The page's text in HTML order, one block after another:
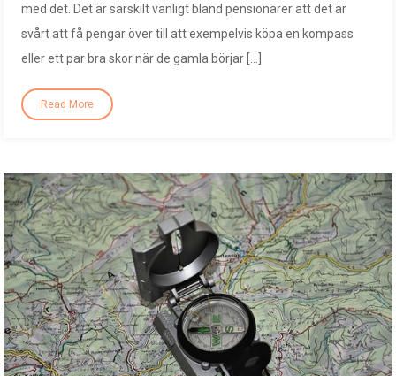
med det. Det är särskilt vanligt bland pensionärer att det är
svårt att få pengar över till att exempelvis köpa en kompass
eller ett par bra skor när de gamla börjar […]
Read More